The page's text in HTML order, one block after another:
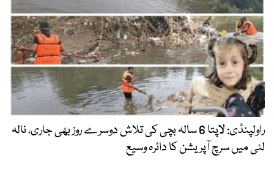
راولپنڈی: لاپتا 6 سالہ بچی کی تلاش دوسرے روز بھی جاری، نالہ
لئی میں سرچ آپریشن کا دائرہ وسیع